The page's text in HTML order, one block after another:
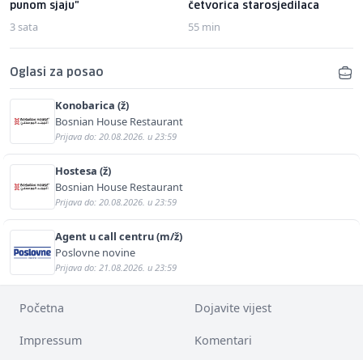
punom sjaju"
3 sata
četvorica starosjedilaca
55 min
Oglasi za posao
Konobarica (ž)
Bosnian House Restaurant
Prijava do: 20.08.2026. u 23:59
Hostesa (ž)
Bosnian House Restaurant
Prijava do: 20.08.2026. u 23:59
Agent u call centru (m/ž)
Poslovne novine
Prijava do: 21.08.2026. u 23:59
Početna Dojavite vijest
Impressum Komentari